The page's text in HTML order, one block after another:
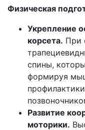
Физическая
Укрепление
корсета. При
спины,
формируя
Развитие
моторики.